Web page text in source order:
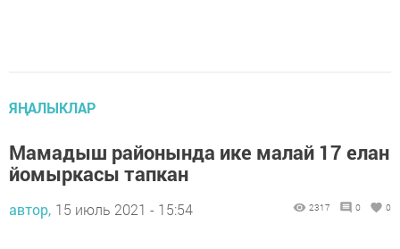
ЯҢАЛЫКЛАР
Мамадыш районында ике малай 17 елан
йомыркасы тапкан
автор, 15 июль 2021 - 15:54 2317 0 0